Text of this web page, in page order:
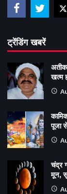
ट्रेंडिंग खबरें
खत्म
पूजा
चंद्र
मून,